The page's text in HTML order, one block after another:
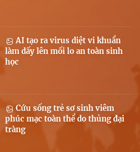
AI tạo ra virus diệt vi khuẩn
làm dấy lên mối lo an toàn sinh
học
Cứu sống trẻ sơ sinh viêm
phúc mạc toàn thể do thủng đại
tràng